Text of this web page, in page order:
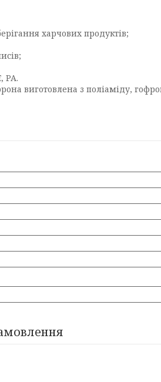
харчових продуктів;
PA.
виготовлена з поліаміду,